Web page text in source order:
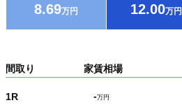
8.69万円 12.00万円
間取り 家賃相場
1R -万円